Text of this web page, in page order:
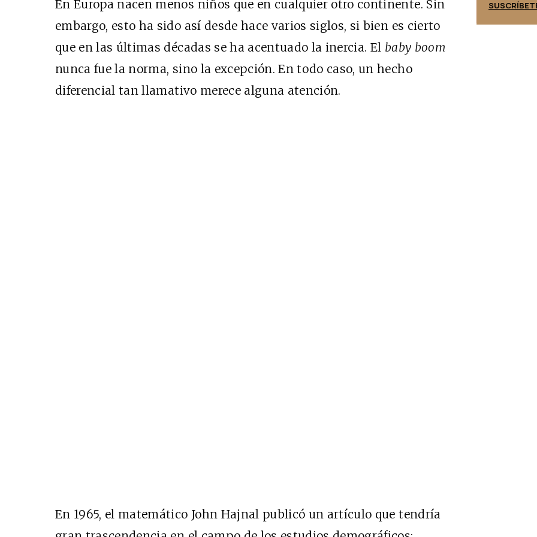
En Europa nacen menos niños que en cualquier otro continente. Sin
embargo, esto ha sido así desde hace varios siglos, si bien es cierto
que en las últimas décadas se ha acentuado la inercia. El baby boom
nunca fue la norma, sino la excepción. En todo caso, un hecho
diferencial tan llamativo merece alguna atención.
En 1965, el matemático John Hajnal publicó un artículo que tendría
SUSCRÍBETE
SUSCRÍBETE